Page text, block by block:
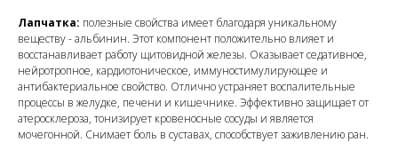
Лапчатка: полезные свойства имеет благодаря уникальному
веществу - альбинин. Этот компонент положительно влияет и
восстанавливает работу щитовидной железы. Оказывает седативное,
нейротропное, кардиотоническое, иммуностимулирующее и
антибактериальное свойство. Отлично устраняет воспалительные
процессы в желудке, печени и кишечнике. Эффективно защищает от
атеросклероза, тонизирует кровеносные сосуды и является
мочегонной. Снимает боль в суставах, способствует заживлению ран.